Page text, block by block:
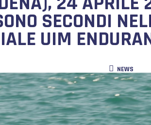
SECONDI
UIM
NEWS